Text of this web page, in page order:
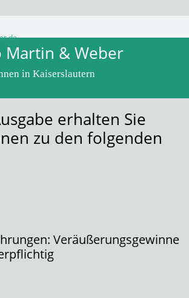
Martin & Weber
in Kaiserslautern
April 2023
erhalten Sie
zu den folgenden
Veräußerungsgewinne